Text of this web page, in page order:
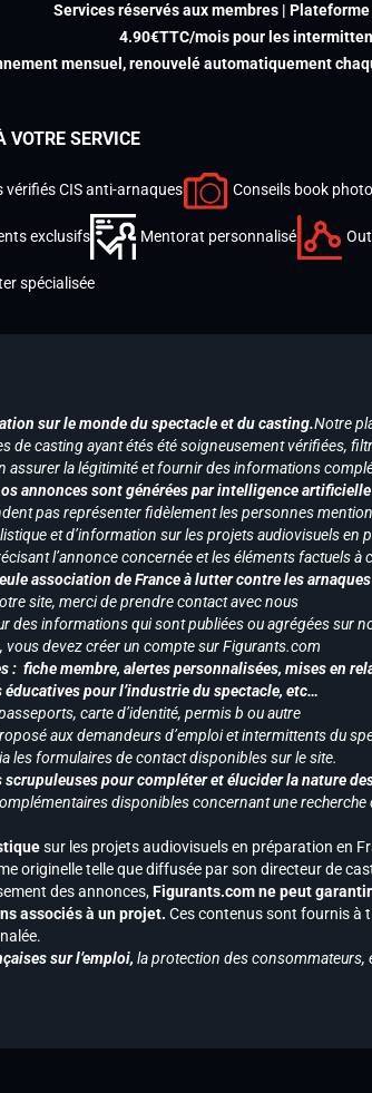
Services réservés aux membres |
4.90€TTC/mois pour les
mensuel, renouvelé automatiquement
VOTRE SERVICE
vérifiés CIS anti-arnaques Conseils book
exclusifs Mentorat personnalisé
spécialisée
sur le monde du spectacle et du casting.Notre
casting ayant étés été soigneusement vérifiées,
assurer la légitimité et fournir des informations
annonces sont générées par intelligence artificielle
pas représenter fidèlement les personnes
et d’information sur les projets audiovisuels
l’annonce concernée et les éléments factuels à
association de France à lutter contre les
site, merci de prendre contact avec nous
des informations qui sont publiées ou agrégées sur
, vous devez créer un compte sur Figurants.com
: fiche membre, alertes personnalisées, mises en
pour l’industrie du spectacle, etc…
carte d’identité, permis b ou autre
aux demandeurs d’emploi et intermittents du
les formulaires de contact disponibles sur le site.
pour compléter et élucider la nature
disponibles concernant une recherche
sur les projets audiovisuels en préparation en
originelle telle que diffusée par son directeur de
des annonces,Figurants.com ne peut
associés à un projet. Ces contenus sont fournis à
sur l’emploi, la protection des consommateurs,